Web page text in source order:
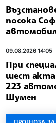
посока
09.08.2026 14:05
При
шест акта
223
Шумен